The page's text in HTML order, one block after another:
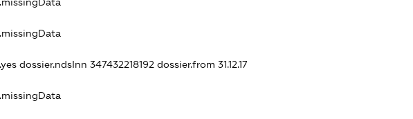
dossier.ndsInn 347432218192 dossier.from 31.12.17